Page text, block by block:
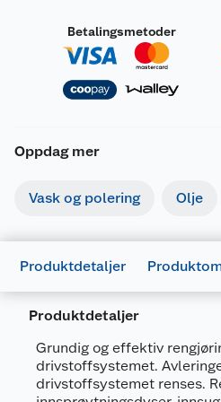
Betalingsmetoder
Oppdag mer
Vask og polering Olje
Produktdetaljer
Produktdetaljer
Grundig og effektiv
drivstoffsystemet.
drivstoffsystemet renses.
Generelt
Artikkelnummer
Merking
Kan være dødelig ved
kommer ned i
H412
Skadelig, med
vann.